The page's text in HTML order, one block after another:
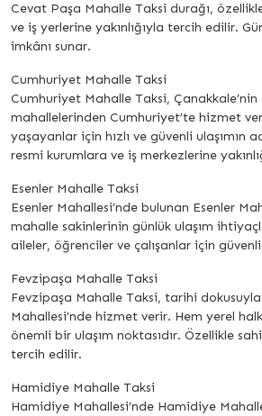
Cevat Paşa Mahalle Taksi durağı,
ve iş yerlerine yakınlığıyla tercih edilir.
imkânı sunar.
Cumhuriyet Mahalle Taksi
Cumhuriyet Mahalle Taksi, Çanakkale’nin
mahallelerinden Cumhuriyet’te hizmet
yaşayanlar için hızlı ve güvenli ulaşımın
resmi kurumlara ve iş merkezlerine
Esenler Mahalle Taksi
Esenler Mahallesi’nde bulunan Esenler
mahalle sakinlerinin günlük ulaşım
aileler, öğrenciler ve çalışanlar için
Fevzipaşa Mahalle Taksi
Fevzipaşa Mahalle Taksi, tarihi
Mahallesi’nde hizmet verir. Hem yerel
önemli bir ulaşım noktasıdır. Özellikle
tercih edilir.
Hamidiye Mahalle Taksi
Hamidiye Mahallesi’nde Hamidiye